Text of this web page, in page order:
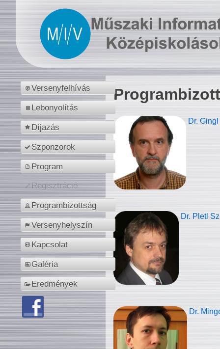
Versenyfelhívás
Lebonyolítás
Díjazás
Szponzorok
Program
Regisztráció
Programbizottság
Versenyhelyszín
Kapcsolat
Galéria
Eredmények
Dr.
Dr. Pletl
Dr.